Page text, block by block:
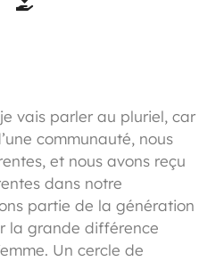
je vais parler au pluriel, car
communauté, nous
et nous avons reçu
dans notre
partie de la génération
la grande différence
Un cercle de